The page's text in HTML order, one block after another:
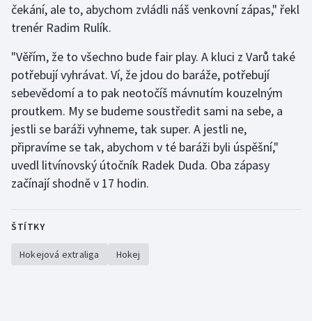
čekání, ale to, abychom zvládli náš venkovní zápas," řekl
trenér Radim Rulík.
"Věřím, že to všechno bude fair play. A kluci z Varů také
potřebují vyhrávat. Ví, že jdou do baráže, potřebují
sebevědomí a to pak neotočíš mávnutím kouzelným
proutkem. My se budeme soustředit sami na sebe, a
jestli se baráži vyhneme, tak super. A jestli ne,
připravíme se tak, abychom v té baráži byli úspěšní,"
uvedl litvínovský útočník Radek Duda. Oba zápasy
začínají shodně v 17 hodin.
ŠTÍTKY
Hokejová extraliga Hokej